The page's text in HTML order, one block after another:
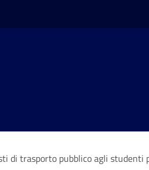
di trasporto pubblico agli studenti